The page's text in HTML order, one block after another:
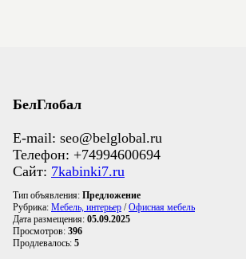
БелГлобал
E-mail: seo@belglobal.ru
Телефон: +74994600694
Сайт: 7kabinki7.ru
Тип объявления: Предложение
Рубрика: Мебель, интерьер /Офисная мебель
Дата размещения: 05.09.2025
Просмотров: 396
Продлевалось: 5